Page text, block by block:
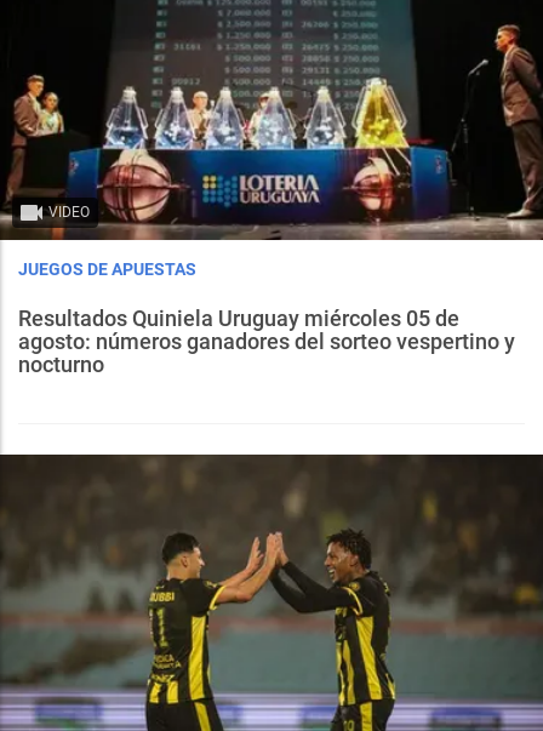
VIDEO
JUEGOS DE APUESTAS
Resultados Quiniela Uruguay miércoles 05 de
agosto: números ganadores del sorteo vespertino y
nocturno